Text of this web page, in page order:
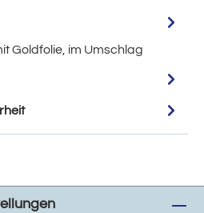
Goldfolie, im Umschlag